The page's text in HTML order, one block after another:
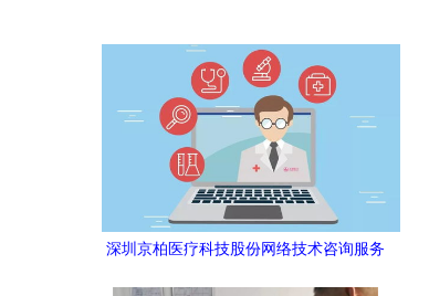
深圳京柏医疗科技股份网络技术咨询服务